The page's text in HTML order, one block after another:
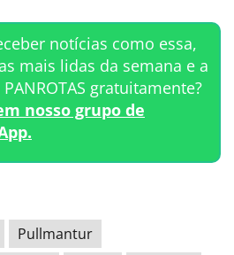
notícias como essa,
mais lidas da semana e a
PANROTAS gratuitamente?
nosso grupo de
Pullmantur